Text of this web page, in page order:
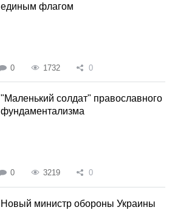
единым флагом
0 1732 0
"Маленький солдат" православного
фундаментализма
0 3219 0
Новый министр обороны Украины